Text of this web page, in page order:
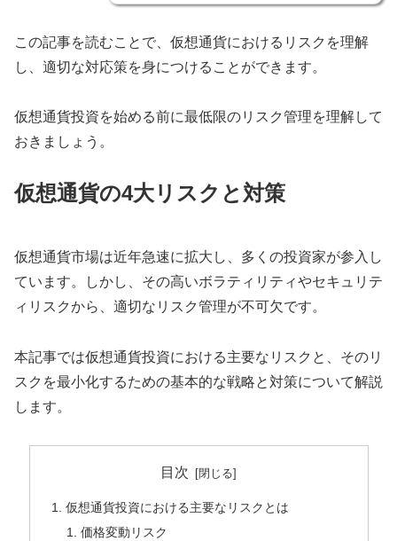
この記事を読むことで、仮想通貨におけるリスクを理解
し、適切な対応策を身につけることができます。
仮想通貨投資を始める前に最低限のリスク管理を理解して
おきましょう。
仮想通貨の4大リスクと対策
仮想通貨市場は近年急速に拡大し、多くの投資家が参入し
ています。しかし、その高いボラティリティやセキュリテ
ィリスクから、適切なリスク管理が不可欠です。
本記事では仮想通貨投資における主要なリスクと、そのリ
スクを最小化するための基本的な戦略と対策について解説
します。
目次
仮想通貨投資における主要なリスクとは
価格変動リスク